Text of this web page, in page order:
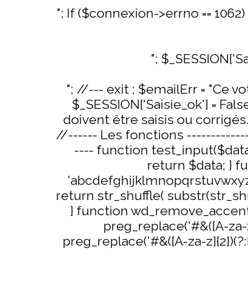
"; If ($connexion->errno ==
";
"; //--- exit ; $emailErr = "Ce
$_SESSION['Saisie_ok'] =
doivent être saisis ou
//------ Les fonctions
---- function
return $data; }
return str_shuffle(
} function
preg_replace('#&([A-
preg_replace('#&([A-za-